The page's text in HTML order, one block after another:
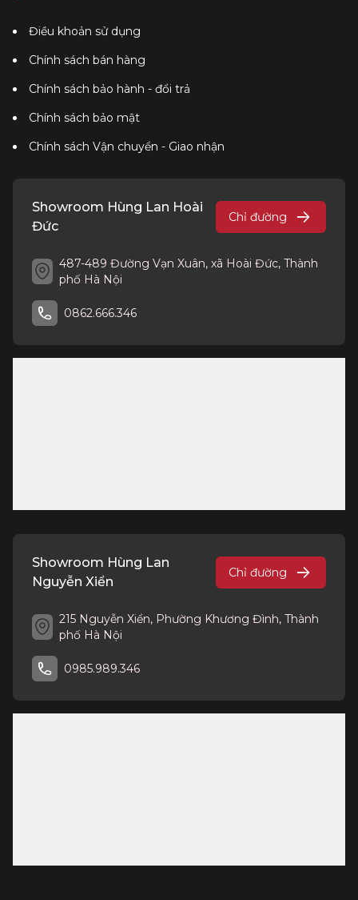
Điều khoản sử dụng
Chính sách bán hàng
Chính sách bảo hành - đổi trả
Chính sách bảo mật
Chính sách Vận chuyển - Giao nhận
Showroom Hùng Lan Hoài
Đức
Chỉ đường
487-489 Đường Vạn Xuân, xã Hoài Đức, Thành
phố Hà Nội
0862.666.346
Showroom Hùng Lan
Nguyễn Xiển
Chỉ đường
215 Nguyễn Xiển, Phường Khương Đình, Thành
phố Hà Nội
0985.989.346